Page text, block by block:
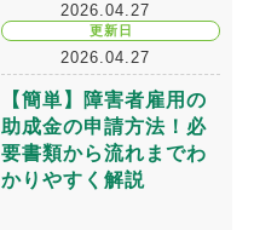
2026.04.27
更新日
2026.04.27
【簡単】障害者雇用の
助成金の申請方法！必
要書類から流れまでわ
かりやすく解説